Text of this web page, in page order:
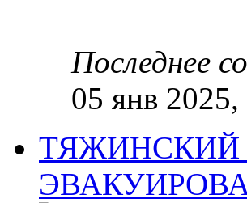
Последнее
05 янв 2025,
ТЯЖИНСКИЙ